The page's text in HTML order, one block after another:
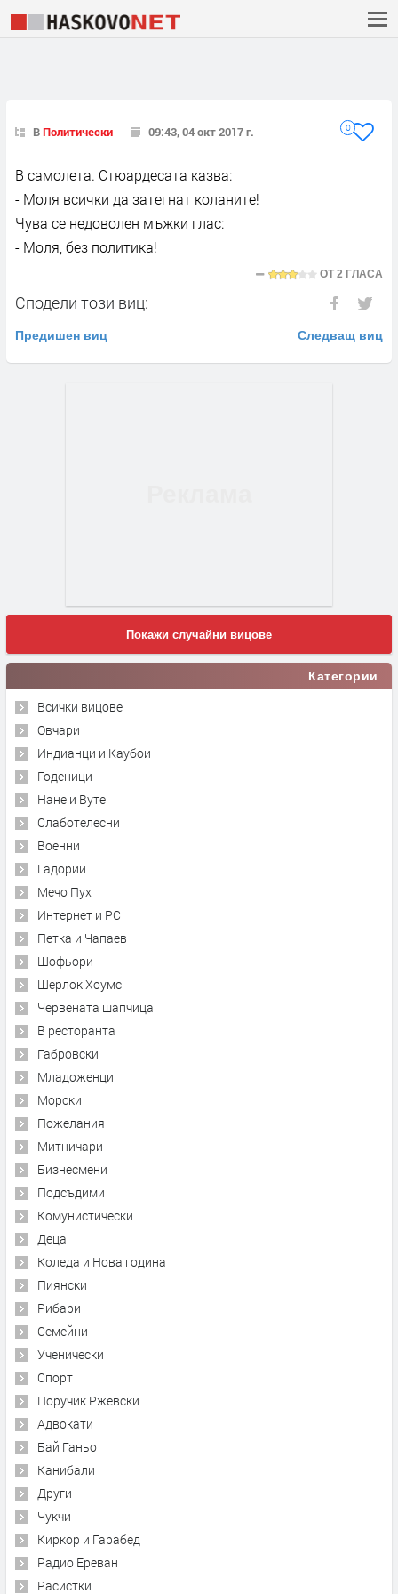
ВПолитически 09:43, 04 окт 2017 г. 0
В самолета. Стюардесата казва:
- Моля всички да затегнат коланите!
Чува се недоволен мъжки глас:
- Моля, без политика!
ОТ2 ГЛАСА
Сподели този виц:
Предишен виц Следващ виц
Покажи случайни вицове
Категории
Всички вицове
Овчари
Индианци и Каубои
Годеници
Нане и Вуте
Слаботелесни
Военни
Гадории
Мечо Пух
Интернет и PC
Петка и Чапаев
Шофьори
Шерлок Хоумс
Червената шапчица
В ресторанта
Габровски
Младоженци
Морски
Пожелания
Митничари
Бизнесмени
Подсъдими
Комунистически
Деца
Коледа и Нова година
Пиянски
Рибари
Семейни
Ученически
Спорт
Поручик Ржевски
Адвокати
Бай Ганьо
Канибали
Други
Чукчи
Киркор и Гарабед
Радио Ереван
Расистки